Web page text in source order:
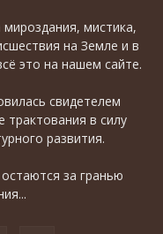
мироздания, мистика,
на Земле и в
это на нашем сайте.
свидетелем
в силу
развития.
за гранью